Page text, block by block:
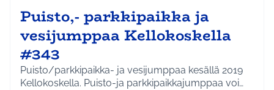
Puisto,- parkkipaikka ja
vesijumppaa Kellokoskella
#343
Puisto/parkkipaikka- ja vesijumppaa kesällä 2019
Kellokoskella. Puisto-ja parkkipaikkajumppaa voi…